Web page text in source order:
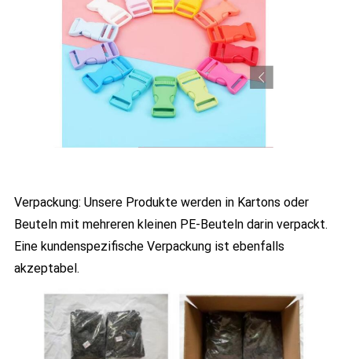
Verpackung: Unsere Produkte werden in Kartons oder
Beuteln mit mehreren kleinen PE-Beuteln darin verpackt.
Eine kundenspezifische Verpackung ist ebenfalls
akzeptabel.